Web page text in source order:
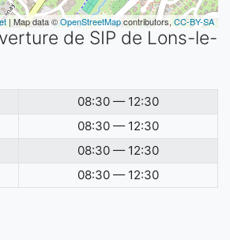
| Map data ©OpenStreetMapcontributors, CC-BY-SA
de SIP de Lons-le-
08:30 — 12:30
08:30 — 12:30
08:30 — 12:30
08:30 — 12:30